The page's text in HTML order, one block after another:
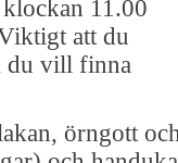
11.00
att du
du vill finna
örngott